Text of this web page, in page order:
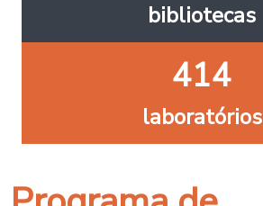
bibliotecas
414
laboratórios